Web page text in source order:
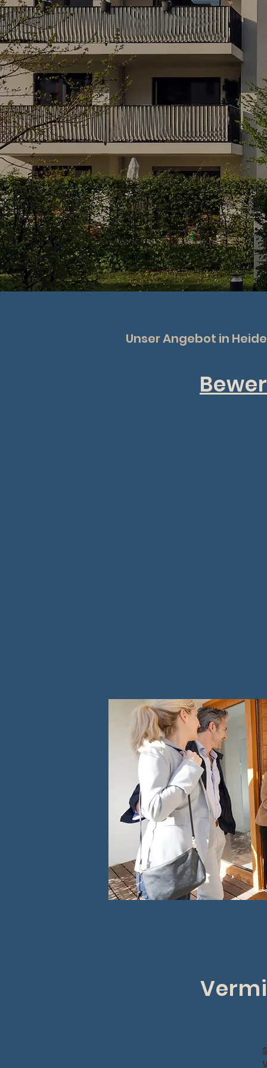
Unser Angebot in